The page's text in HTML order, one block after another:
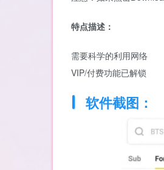
特点描述：
需要科学的利用网络
VIP/付费功能已解锁
软件截图：